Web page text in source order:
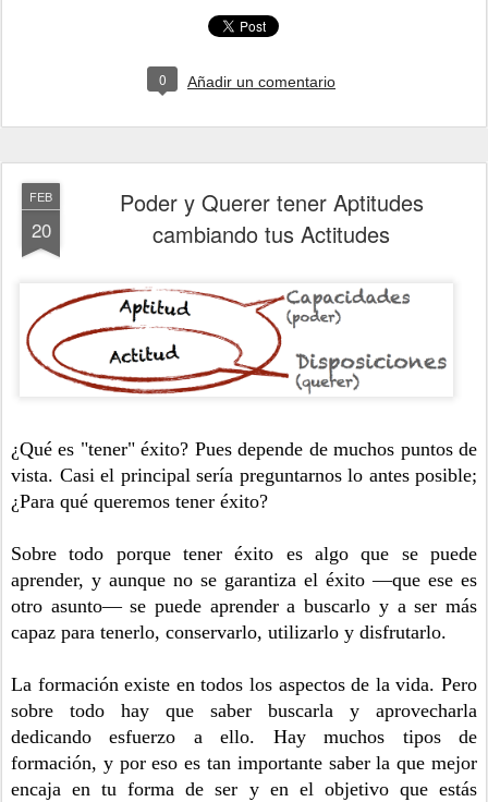
0 Añadir un comentario
FEB
20
Poder y Querer tener Aptitudes
cambiando tus Actitudes
¿Qué es "tener" éxito? Pues depende de muchos puntos de
vista. Casi el principal sería preguntarnos lo antes posible;
¿Para qué queremos tener éxito?
Sobre todo porque tener éxito es algo que se puede
aprender, y aunque no se garantiza el éxito —que ese es
otro asunto— se puede aprender a buscarlo y a ser más
capaz para tenerlo, conservarlo, utilizarlo y disfrutarlo.
La formación existe en todos los aspectos de la vida. Pero
sobre todo hay que saber buscarla y aprovecharla
dedicando esfuerzo a ello. Hay muchos tipos de
formación, y por eso es tan importante saber la que mejor
encaja en tu forma de ser y en el objetivo que estás